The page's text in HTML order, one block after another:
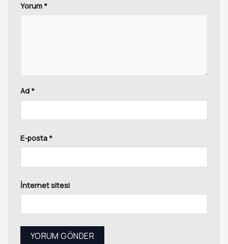
Yorum*
Ad*
E-posta*
İnternet sitesi